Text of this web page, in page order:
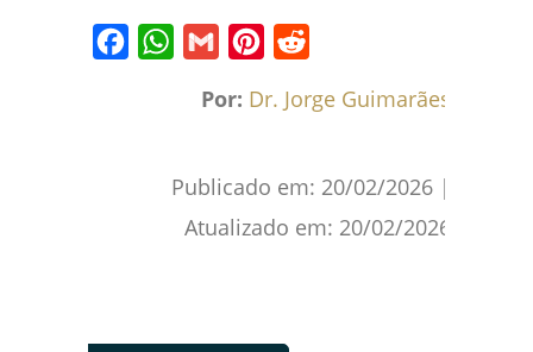
Por: Dr. Jorge Guimarães
Publicado em: 20/02/2026 |
Atualizado em: 20/02/2026